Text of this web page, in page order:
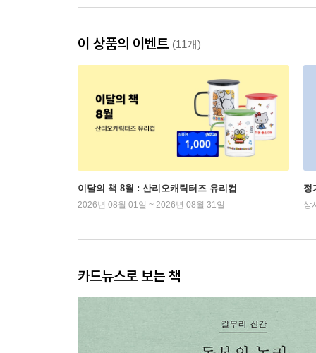
이 상품의 이벤트 (11개)
이달의 책 8월 : 산리오캐릭터즈 유리컵
2026년 08월 01일 ~ 2026년 08월 31일
정
상
카드뉴스로 보는 책